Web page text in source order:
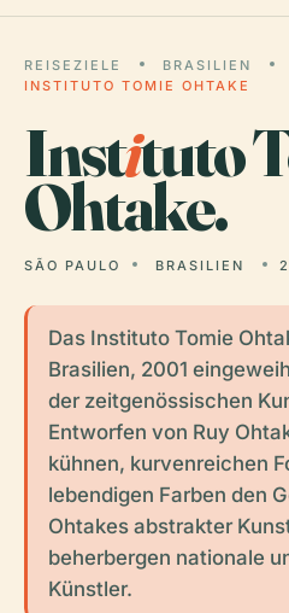
REISEZIELE BRASILIEN
INSTITUTO TOMIE OHTAKE
Instituto
Ohtake.
SÃO PAULO BRASILIEN
Das Instituto Tomie
Brasilien, 2001
der zeitgenössischen
Entworfen von Ruy
kühnen, kurvenreichen
lebendigen Farben den
Ohtakes abstrakter
beherbergen nationale
Künstler.